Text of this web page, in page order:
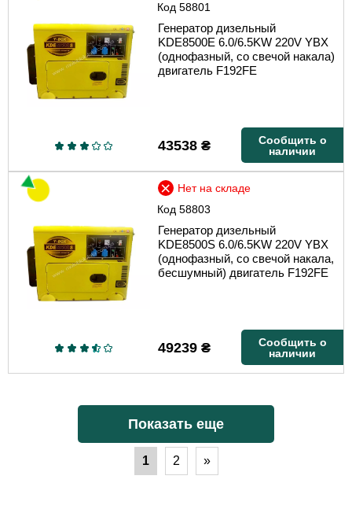
Код58801
Генератор дизельный
KDE8500E 6.0/6.5KW 220V YBX
(однофазный, со свечой накала)
двигатель F192FE
43538₴
Сообщить о
наличии
Код58803
Нет на складе
Генератор дизельный
KDE8500S 6.0/6.5KW 220V YBX
(однофазный, со свечой накала,
бесшумный) двигатель F192FE
49239₴
Сообщить о
наличии
Показать еще
1 2 »